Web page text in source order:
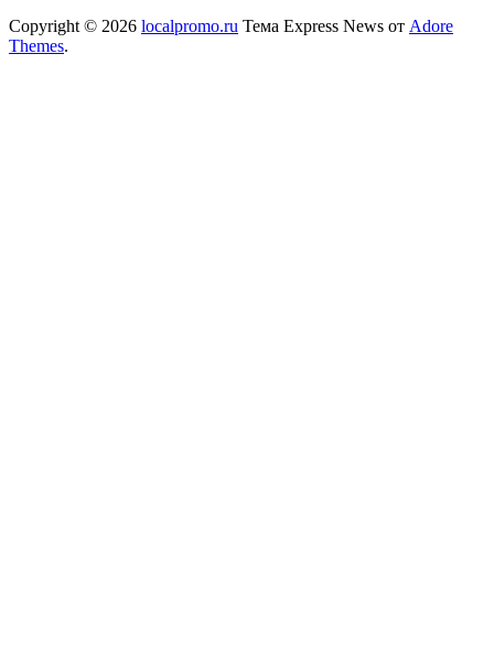
Copyright © 2026 localpromo.ru Тема Express News от Adore
Themes.